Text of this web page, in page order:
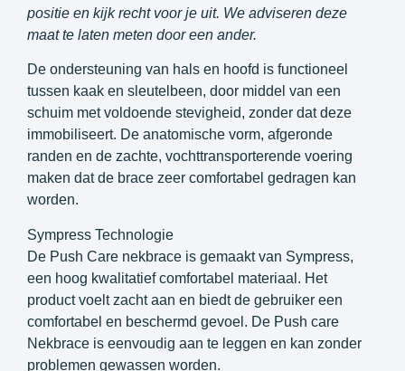
positie en kijk recht voor je uit. We adviseren deze
maat te laten meten door een ander.
De ondersteuning van hals en hoofd is functioneel
tussen kaak en sleutelbeen, door middel van een
schuim met voldoende stevigheid, zonder dat deze
immobiliseert. De anatomische vorm, afgeronde
randen en de zachte, vochttransporterende voering
maken dat de brace zeer comfortabel gedragen kan
worden.
Sympress Technologie
De Push Care nekbrace is gemaakt van Sympress,
een hoog kwalitatief comfortabel materiaal. Het
product voelt zacht aan en biedt de gebruiker een
comfortabel en beschermd gevoel. De Push care
Nekbrace is eenvoudig aan te leggen en kan zonder
problemen gewassen worden.